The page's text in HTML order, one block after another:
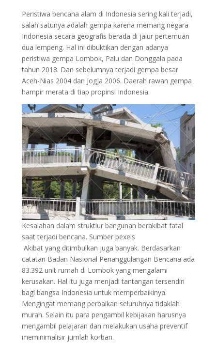
Peristiwa bencana alam di Indonesia sering kali terjadi,
salah satunya adalah gempa karena memang negara
Indonesia secara geografis berada di jalur pertemuan
dua lempeng. Hal ini dibuktikan dengan adanya
peristiwa gempa Lombok, Palu dan Donggala pada
tahun 2018. Dan sebelumnya terjadi gempa besar
Aceh-Nias 2004 dan Jogja 2006. Daerah rawan gempa
hampir merata di tiap propinsi Indonesia.
Kesalahan dalam struktiur bangunan berakibat fatal
saat terjadi bencana. Sumber pexels
Akibat yang ditimbulkan juga banyak. Berdasarkan
catatan Badan Nasional Penanggulangan Bencana ada
83.392 unit rumah di Lombok yang mengalami
kerusakan. Hal itu juga menjadi tantangan tersendiri
bagi bangsa Indonesia untuk memperbaikinya.
Mengingat memang perbaikan seluruhnya tidaklah
murah. Selain itu para pengambil kebijakan harusnya
mengambil pelajaran dan melakukan usaha preventif
meminimalisir jumlah korban.